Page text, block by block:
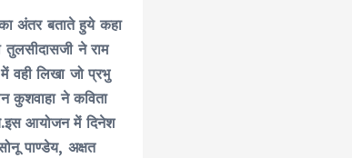
का अंतर बताते हुये कहा
ने राम
वही लिखा जो प्रभु
कुशवाहा ने कविता
आयोजन में दिनेश
पाण्डेय, अक्षत